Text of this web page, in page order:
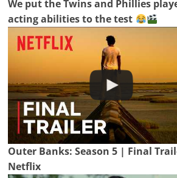
We put the Twins and Phillies
acting abilities to the test
Outer Banks: Season 5 | Final
Netflix